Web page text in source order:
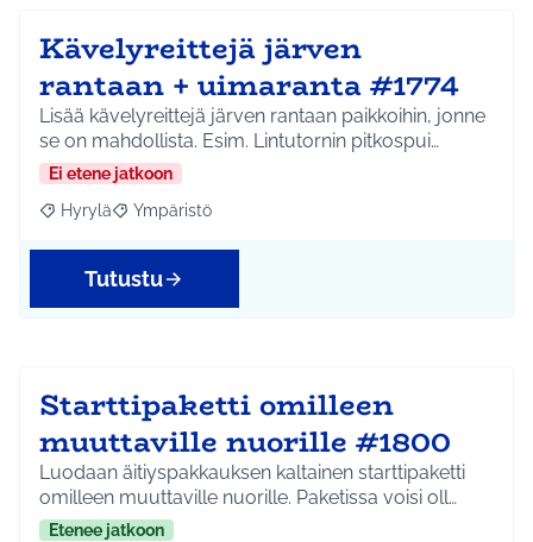
Kävelyreittejä järven
rantaan + uimaranta #1774
Lisää kävelyreittejä järven rantaan paikkoihin, jonne
se on mahdollista. Esim. Lintutornin pitkospui…
Ei etene jatkoon
Rajaa tulokset aihepiirin mukaan: Hyrylä
Hyrylä Rajaa tulokset teeman mukaan: Ympäristö
Ympäristö
Tutustu
Starttipaketti omilleen
muuttaville nuorille #1800
Luodaan äitiyspakkauksen kaltainen starttipaketti
omilleen muuttaville nuorille. Paketissa voisi oll…
Etenee jatkoon